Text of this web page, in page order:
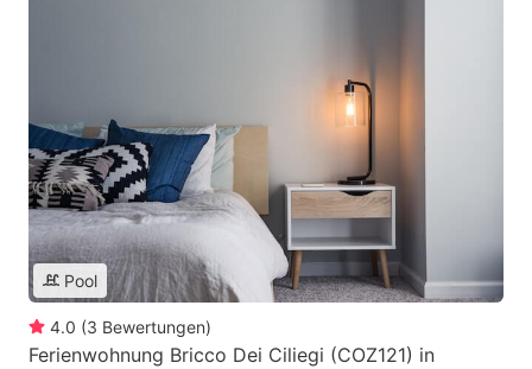
Pool
4.0 (3 Bewertungen)
Ferienwohnung Bricco Dei Ciliegi (COZ121) in